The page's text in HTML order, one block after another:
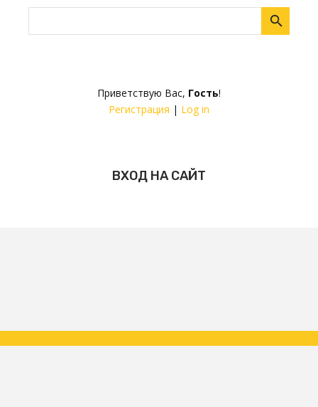
Приветствую Вас, Гость!
Регистрация | Log in
ВХОД НА САЙТ